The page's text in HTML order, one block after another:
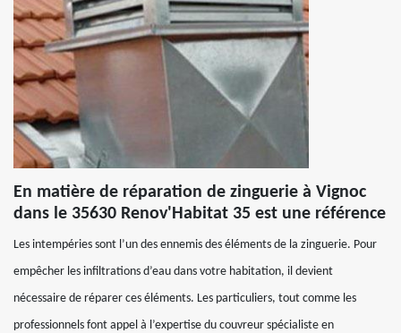
En matière de réparation de zinguerie à Vignoc
dans le 35630 Renov'Habitat 35 est une référence
Les intempéries sont l’un des ennemis des éléments de la zinguerie. Pour
empêcher les infiltrations d’eau dans votre habitation, il devient
nécessaire de réparer ces éléments. Les particuliers, tout comme les
professionnels font appel à l’expertise du couvreur spécialiste en